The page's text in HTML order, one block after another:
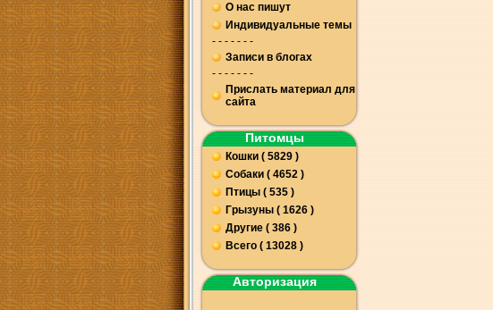
О нас пишут
Индивидуальные темы
- - - - - - -
Записи в блогах
- - - - - - -
Прислать материал для
сайта
Питомцы
Кошки ( 5829 )
Собаки ( 4652 )
Птицы ( 535 )
Грызуны ( 1626 )
Другие ( 386 )
Всего ( 13028 )
Авторизация